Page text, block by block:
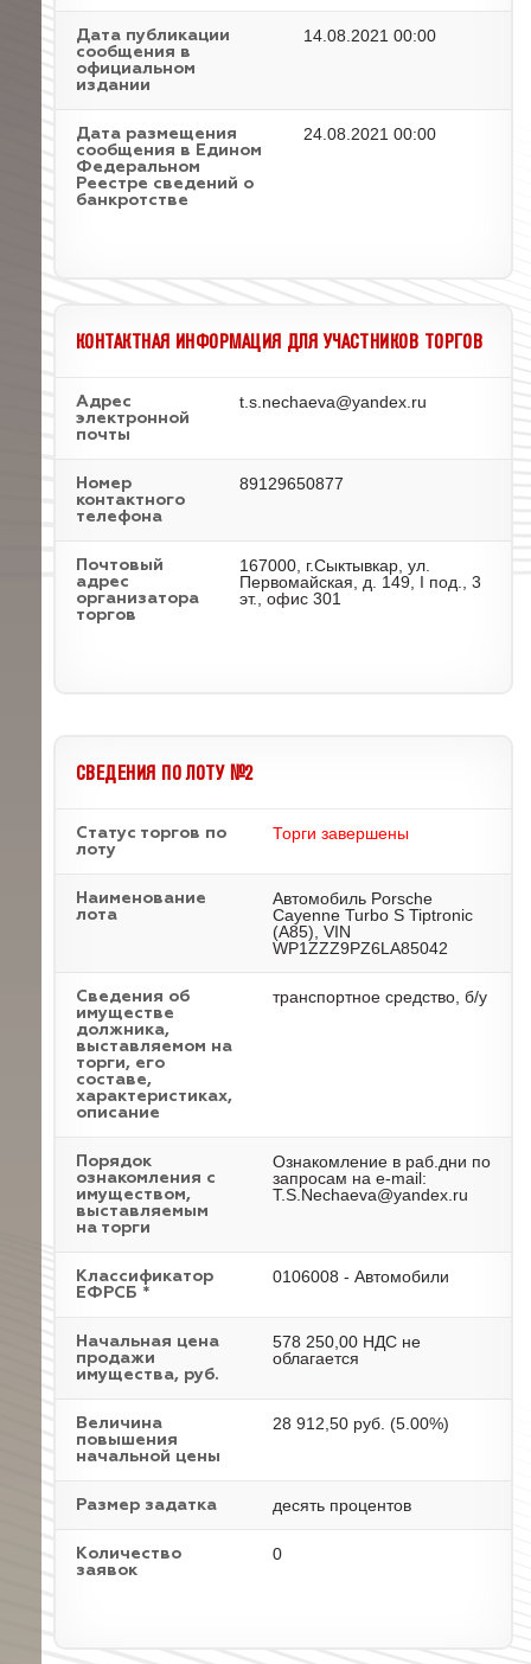
Дата публикации
сообщения в
официальном
издании
14.08.2021 00:00
Дата размещения
сообщения в Едином
Федеральном
Реестре сведений о
банкротстве
24.08.2021 00:00
КОНТАКТНАЯ ИНФОРМАЦИЯ ДЛЯ УЧАСТНИКОВ ТОРГОВ
Адрес
электронной
почты
t.s.nechaeva@yandex.ru
Номер
контактного
телефона
89129650877
Почтовый
адрес
организатора
торгов
167000, г.Сыктывкар, ул.
Первомайская, д. 149, I под., 3
эт., офис 301
СВЕДЕНИЯ ПО ЛОТУ №2
Статус торгов по
лоту
Торги завершены
Наименование
лота
Автомобиль Porsche
Cayenne Turbo S Tiptronic
(A85), VIN
WP1ZZZ9PZ6LA85042
Cведения об
имуществе
должника,
выставляемом на
торги, его
составе,
характеристиках,
описание
транспортное средство, б/у
Порядок
ознакомления с
имуществом,
выставляемым
на торги
Ознакомление в раб.дни по
запросам на e-mail:
T.S.Nechaeva@yandex.ru
Классификатор
ЕФРСБ *
0106008 - Автомобили
Начальная цена
продажи
имущества, руб.
578 250,00 НДС не
облагается
Величина
повышения
начальной цены
28 912,50 руб. (5.00%)
Размер задатка десять процентов
Количество
заявок
0